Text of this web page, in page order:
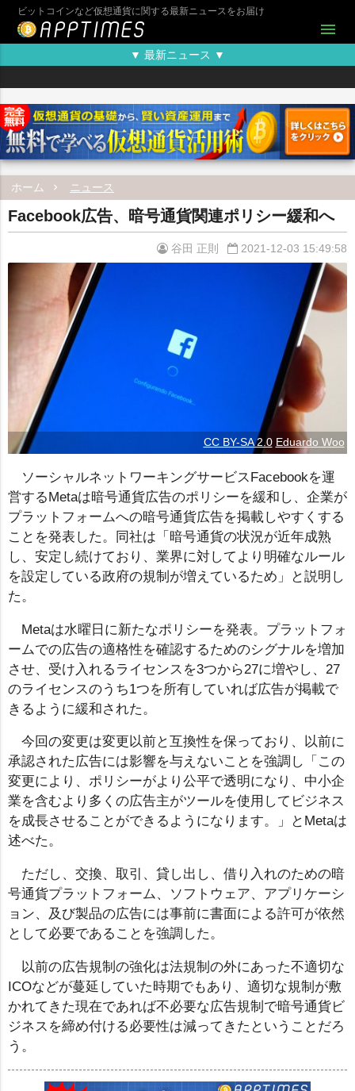
ビットコインなど仮想通貨に関する最新ニュースをお届け
menu
▼ 最新ニュース ▼
ホーム ニュース
Facebook広告、暗号通貨関連ポリシー緩和へ
谷田 正則 2021-12-03 15:49:58
CC BY-SA 2.0 Eduardo Woo
ソーシャルネットワーキングサービスFacebookを運
営するMetaは暗号通貨広告のポリシーを緩和し、企業が
プラットフォームへの暗号通貨広告を掲載しやすくする
ことを発表した。同社は「暗号通貨の状況が近年成熟
し、安定し続けており、業界に対してより明確なルール
を設定している政府の規制が増えているため」と説明し
た。
Metaは水曜日に新たなポリシーを発表。プラットフォ
ームでの広告の適格性を確認するためのシグナルを増加
させ、受け入れるライセンスを3つから27に増やし、27
のライセンスのうち1つを所有していれば広告が掲載で
きるように緩和された。
今回の変更は変更以前と互換性を保っており、以前に
承認された広告には影響を与えないことを強調し「この
変更により、ポリシーがより公平で透明になり、中小企
業を含むより多くの広告主がツールを使用してビジネス
を成長させることができるようになります。」とMetaは
述べた。
ただし、交換、取引、貸し出し、借り入れのための暗
号通貨プラットフォーム、ソフトウェア、アプリケーシ
ョン、及び製品の広告には事前に書面による許可が依然
として必要であることを強調した。
以前の広告規制の強化は法規制の外にあった不適切な
ICOなどが蔓延していた時期でもあり、適切な規制が敷
かれてきた現在であれば不必要な広告規制で暗号通貨ビ
ジネスを締め付ける必要性は減ってきたということだろ
う。